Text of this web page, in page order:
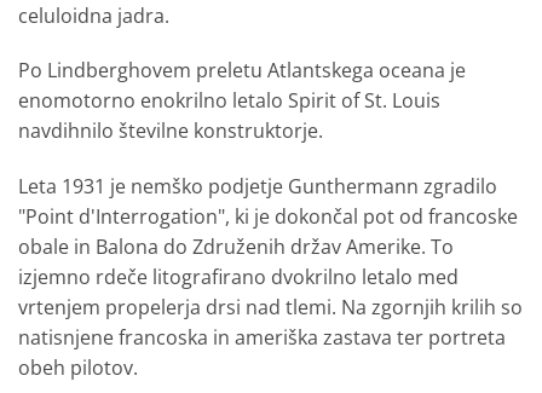
celuloidna jadra.
Po Lindberghovem preletu Atlantskega oceana je
enomotorno enokrilno letalo Spirit of St. Louis
navdihnilo številne konstruktorje.
Leta 1931 je nemško podjetje Gunthermann zgradilo
"Point d'Interrogation", ki je dokončal pot od francoske
obale in Balona do Združenih držav Amerike. To
izjemno rdeče litografirano dvokrilno letalo med
vrtenjem propelerja drsi nad tlemi. Na zgornjih krilih so
natisnjene francoska in ameriška zastava ter portreta
obeh pilotov.